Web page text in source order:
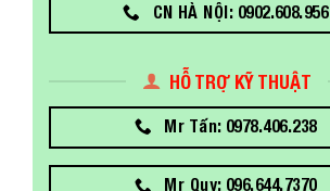
CN HÀ NỘI: 0902.608.956
HỖ TRỢ KỸ THUẬT
Mr Tấn: 0978.406.238
Mr Quy: 096.644.7370